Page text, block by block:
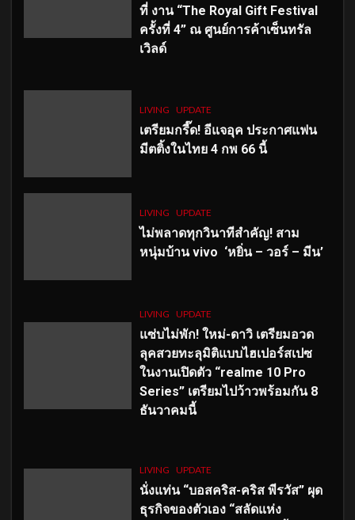
ที่ งาน “The Royal Gift Festival
ครั้งที่ 4” ณ ศูนย์การค้าเซ็นทรัล
เวิลด์
LIVING UPDATE
เตรียมกรี๊ด! อีแจอุค ประกาศแฟน
มีตติ้งในไทย 4 กพ 66 นี้
LIVING UPDATE
ไม่พลาดทุกวินาทีสำคัญ! สาม
หนุ่มบ้าน vivo ‘หยิ่น – วอร์ – มีน’
LIVING UPDATE
แซ่บไม่พัก! ใหม่-ดาวิ เตรียมอวด
ลุคสวยทะลุมิติแบบไฮเปอร์สเปซ
ในงานเปิดตัว “realme 10 Pro
Series” เตรียมไปว้าวพร้อมกัน 8
ธันวาคมนี้
LIVING UPDATE
นั่งแท่น “บอสคริส-คริส พีรวัส” ผุด
ธุรกิจของตัวเอง “สลัดแห่ง